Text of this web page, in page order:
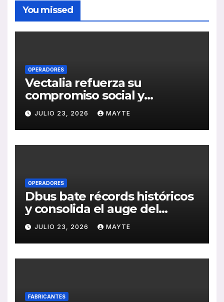
You missed
OPERADORES
Vectalia refuerza su
compromiso social y
medioambiental con la
publicación de su Memoria
de RSC 2025
JULIO 23, 2026 MAYTE
OPERADORES
Dbus bate récords históricos
y consolida el auge del
transporte público en San
Sebastián
JULIO 23, 2026 MAYTE
FABRICANTES